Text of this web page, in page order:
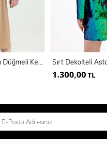
Polo Yaka Önü Patlı Düğmeli Kemerli Uzun Kol Aerobin Elbise | Elb33577
1.300,00 TL